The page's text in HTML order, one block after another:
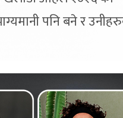
पनि बने र